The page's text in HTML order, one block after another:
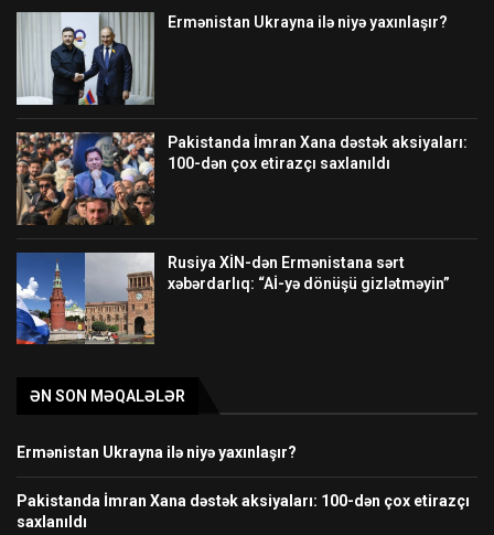
Ermənistan Ukrayna ilə niyə yaxınlaşır?
Pakistanda İmran Xana dəstək aksiyaları:
100-dən çox etirazçı saxlanıldı
Rusiya XİN-dən Ermənistana sərt
xəbərdarlıq: “Aİ-yə dönüşü gizlətməyin”
ƏN SON MƏQALƏLƏR
Ermənistan Ukrayna ilə niyə yaxınlaşır?
Pakistanda İmran Xana dəstək aksiyaları: 100-dən çox etirazçı
saxlanıldı